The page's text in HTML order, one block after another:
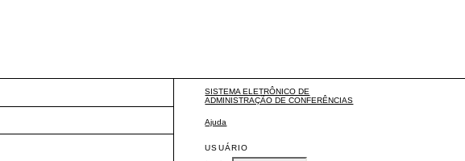
SISTEMA ELETRÔNICO DE
ADMINISTRAÇÃO DE CONFERÊNCIAS
Ajuda
USUÁRIO